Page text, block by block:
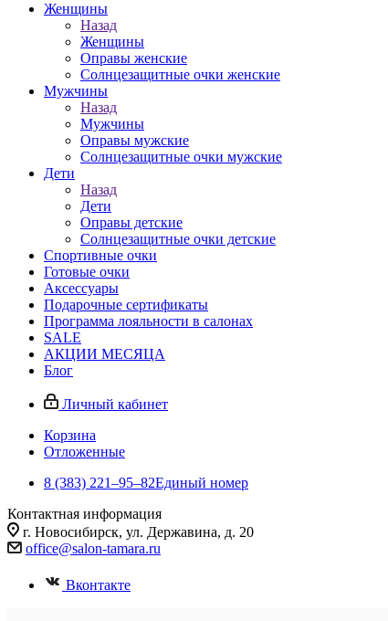
Женщины
Назад
Женщины
Оправы женские
Солнцезащитные очки женские
Мужчины
Назад
Мужчины
Оправы мужские
Солнцезащитные очки мужские
Дети
Назад
Дети
Оправы детские
Солнцезащитные очки детские
Спортивные очки
Готовые очки
Аксессуары
Подарочные сертификаты
Программа лояльности в салонах
SALE
АКЦИИ МЕСЯЦА
Блог
Личный кабинет
Корзина
Отложенные
8 (383) 221‒95‒82Единый номер
Контактная информация
г. Новосибирск, ул. Державина, д. 20
office@salon-tamara.ru
Вконтакте